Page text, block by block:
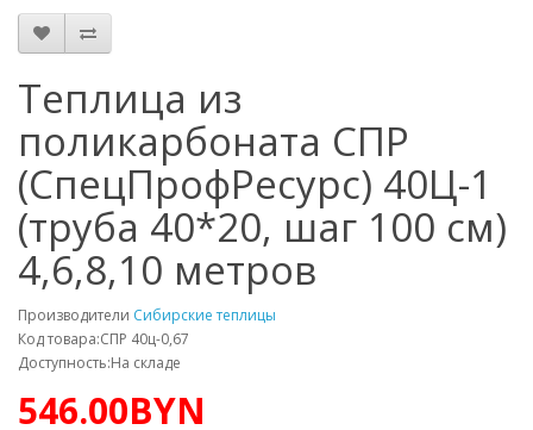
Теплица из
поликарбоната СПР
(СпецПрофРесурс) 40Ц-1
(труба 40*20, шаг 100 см)
4,6,8,10 метров
Производители Сибирские теплицы
Код товара:СПР 40ц-0,67
Доступность:На складе
546.00BYN